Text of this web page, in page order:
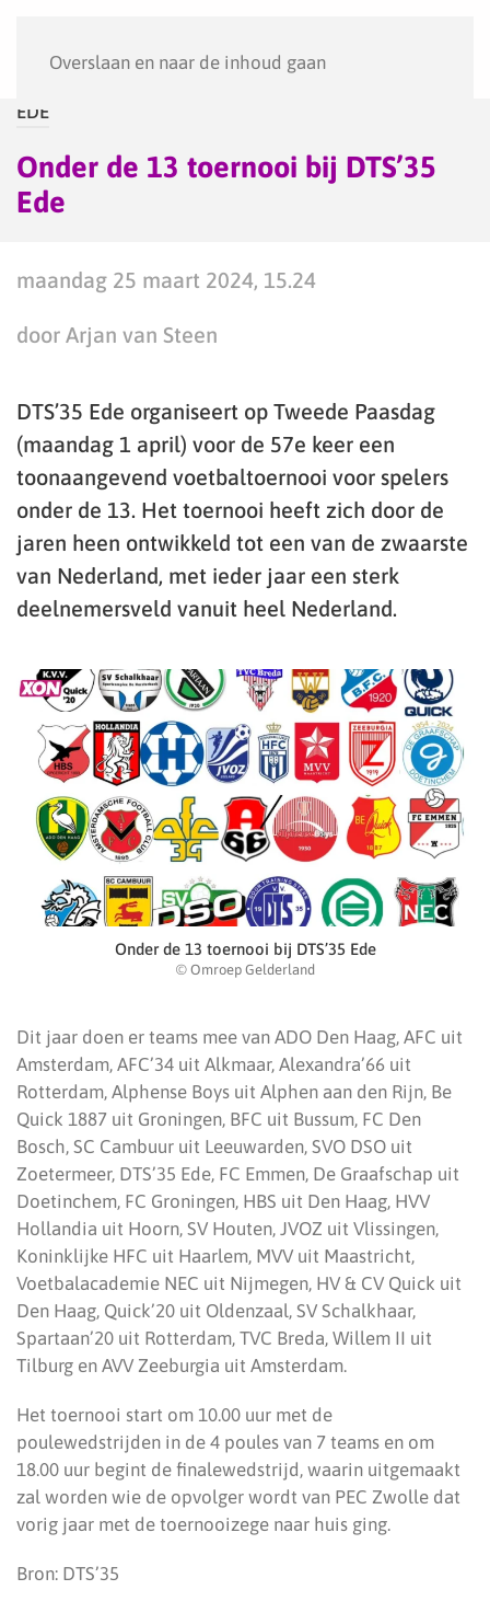
Overslaan en naar de inhoud gaan
EDE
Onder de 13 toernooi bij DTS’35
Ede
maandag 25 maart 2024, 15.24
door Arjan van Steen
DTS’35 Ede organiseert op Tweede Paasdag
(maandag 1 april) voor de 57e keer een
toonaangevend voetbaltoernooi voor spelers
onder de 13. Het toernooi heeft zich door de
jaren heen ontwikkeld tot een van de zwaarste
van Nederland, met ieder jaar een sterk
deelnemersveld vanuit heel Nederland.
Onder de 13 toernooi bij DTS’35 Ede
© Omroep Gelderland
Dit jaar doen er teams mee van ADO Den Haag, AFC uit
Amsterdam, AFC’34 uit Alkmaar, Alexandra’66 uit
Rotterdam, Alphense Boys uit Alphen aan den Rijn, Be
Quick 1887 uit Groningen, BFC uit Bussum, FC Den
Bosch, SC Cambuur uit Leeuwarden, SVO DSO uit
Zoetermeer, DTS’35 Ede, FC Emmen, De Graafschap uit
Doetinchem, FC Groningen, HBS uit Den Haag, HVV
Hollandia uit Hoorn, SV Houten, JVOZ uit Vlissingen,
Koninklijke HFC uit Haarlem, MVV uit Maastricht,
Voetbalacademie NEC uit Nijmegen, HV & CV Quick uit
Den Haag, Quick’20 uit Oldenzaal, SV Schalkhaar,
Spartaan’20 uit Rotterdam, TVC Breda, Willem II uit
Tilburg en AVV Zeeburgia uit Amsterdam.
Het toernooi start om 10.00 uur met de
poulewedstrijden in de 4 poules van 7 teams en om
18.00 uur begint de finalewedstrijd, waarin uitgemaakt
zal worden wie de opvolger wordt van PEC Zwolle dat
vorig jaar met de toernooizege naar huis ging.
Bron: DTS’35